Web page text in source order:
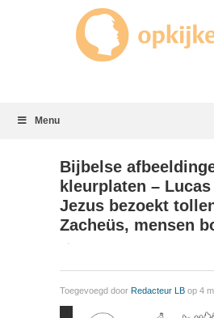
Menu
Bijbelse
kleurplaten –
Jezus bezoekt
Zacheüs, mensen
Toegevoegd door Redacteur LB op 4